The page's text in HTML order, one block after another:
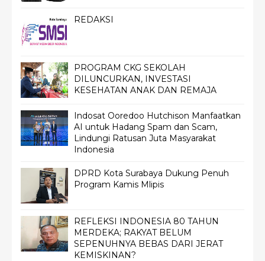
REDAKSI
PROGRAM CKG SEKOLAH
DILUNCURKAN, INVESTASI
KESEHATAN ANAK DAN REMAJA
Indosat Ooredoo Hutchison Manfaatkan
AI untuk Hadang Spam dan Scam,
Lindungi Ratusan Juta Masyarakat
Indonesia
DPRD Kota Surabaya Dukung Penuh
Program Kamis Mlipis
REFLEKSI INDONESIA 80 TAHUN
MERDEKA; RAKYAT BELUM
SEPENUHNYA BEBAS DARI JERAT
KEMISKINAN?